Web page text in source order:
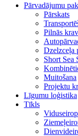
Pārvadājumu
Pārskats
Pilnās
Dzelzceļa
Short Sea
Muitošana
Projektu
Līgumu loģistika
Tīkls